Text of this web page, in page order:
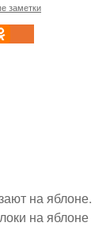
заметки
на яблоне.
на яблоне